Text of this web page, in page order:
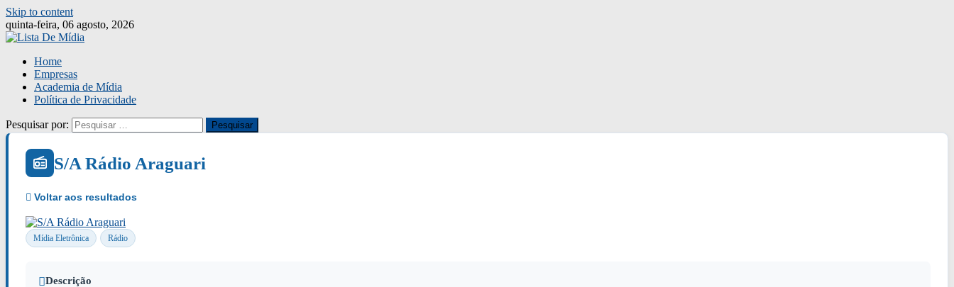
Skip to content
quinta-feira, 06 agosto, 2026
Home
Empresas
Academia de Mídia
Política de Privacidade
Pesquisar por:
S/A Rádio Araguari
Mídia Eletrônica Rádio
Descrição